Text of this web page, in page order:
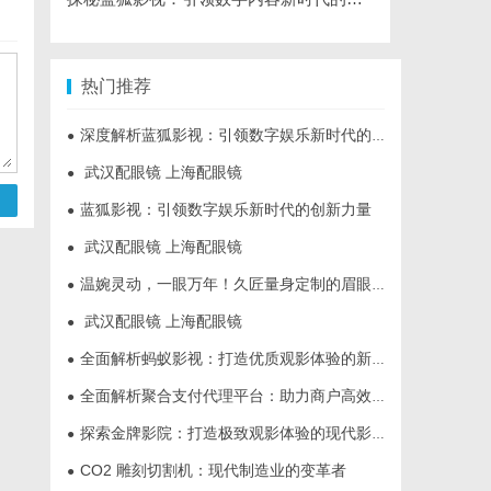
热门推荐
● 深度解析蓝狐影视：引领数字娱乐新时代的先锋力量
● 武汉配眼镜 上海配眼镜
● 蓝狐影视：引领数字娱乐新时代的创新力量
● 武汉配眼镜 上海配眼镜
● 温婉灵动，一眼万年！久匠量身定制的眉眼唇，才是你整张脸的点睛之笔！淡颜系女生的气质加分项
● 武汉配眼镜 上海配眼镜
● 全面解析蚂蚁影视：打造优质观影体验的新兴平台
● 全面解析聚合支付代理平台：助力商户高效管理多渠道支付
● 探索金牌影院：打造极致观影体验的现代影院典范
● CO2 雕刻切割机：现代制造业的变革者